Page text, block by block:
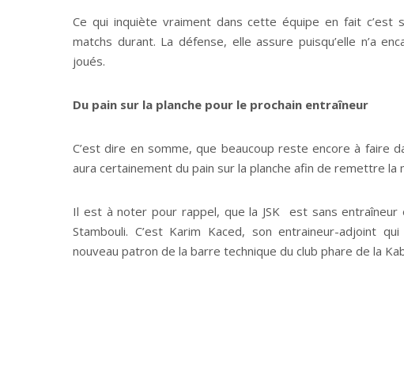
Ce qui inquiète vraiment dans cette équipe en fait
matchs durant. La défense, elle assure puisqu’elle n’a
joués.
Du pain sur la planche pour le prochain entraîneur
C’est dire en somme, que beaucoup reste encore à faire
aura certainement du pain sur la planche afin de remettre la
Il est à noter pour rappel, que la JSK est sans
Stambouli. C’est Karim Kaced, son entraineur-adjoint
nouveau patron de la barre technique du club phare de la